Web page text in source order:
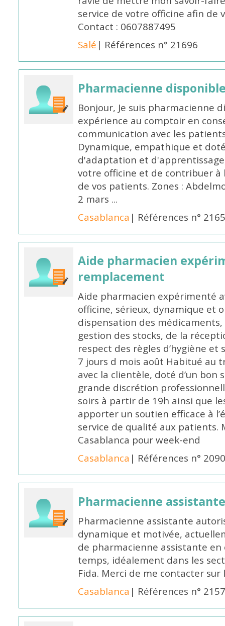
service de votre officine afin de
Contact : 0607887495
Salé | Références n° 21696
Pharmacienne
Bonjour, Je suis pharmacienne
expérience au comptoir en
communication avec les
Dynamique, empathique et
d'adaptation et
votre officine et de contribuer
de vos patients. Zones :
2 mars ...
Casablanca | Références n°
Aide pharmacien
remplacement
Aide pharmacien expérimenté
officine, sérieux, dynamique et
dispensation des
gestion des stocks, de la
respect des règles d’hygiène
7 jours d mois août Habitué au
avec la clientèle, doté d’un bon
grande discrétion
soirs à partir de 19h ainsi que
apporter un soutien efficace à
service de qualité aux patients.
Casablanca pour week-end
Casablanca | Références n°
Pharmacienne
Pharmacienne assistante
dynamique et motivée,
de pharmacienne assistante en
temps, idéalement dans les
Fida. Merci de me contacter sur
Casablanca | Références n°